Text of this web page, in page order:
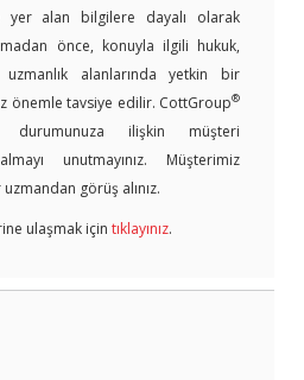
yer alan bilgilere dayalı olarak
önce, konuyla ilgili hukuk,
alanlarında yetkin bir
önemle tavsiye edilir. CottGroup®
durumunuza ilişkin müşteri
unutmayınız. Müşterimiz
görüş alınız.
ulaşmak için tıklayınız.